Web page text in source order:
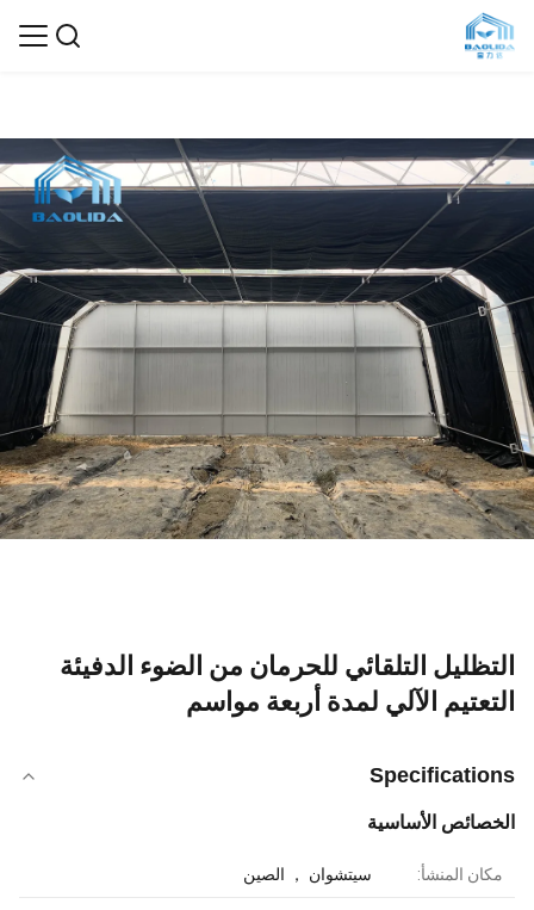
التظليل التلقائي للحرمان من الضوء الدفيئة
التعتيم الآلي لمدة أربعة مواسم
Specifications
الخصائص الأساسية
مكان المنشأ: سيتشوان ， الصين